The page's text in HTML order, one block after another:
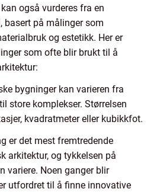
også vurderes fra en
basert på målinger som
og estetikk. Her er
som ofte blir brukt til å
bygninger kan varieren fra
store komplekser. Størrelsen
kvadratmeter eller kubikkfot.
er det mest fremtredende
arkitektur, og tykkelsen på
variere. Noen ganger blir
utfordret til å finne innovative